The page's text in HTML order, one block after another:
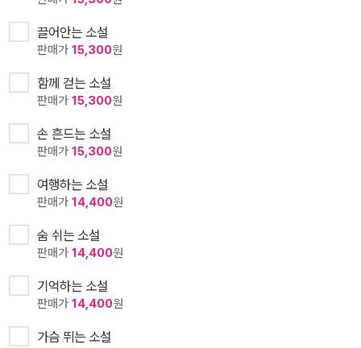
끌어안는 소설
판매가 15,300원
함께 걷는 소설
판매가 15,300원
손 흔드는 소설
판매가 15,300원
여행하는 소설
판매가 14,400원
숨 쉬는 소설
판매가 14,400원
기억하는 소설
판매가 14,400원
가슴 뛰는 소설